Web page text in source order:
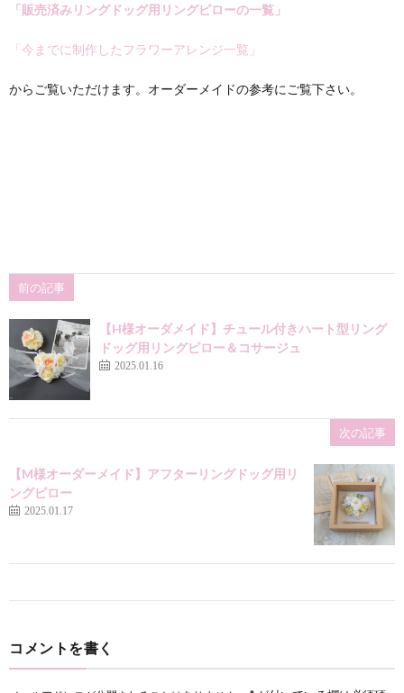
「販売済みリングドッグ用リングピローの一覧」
「今までに制作したフラワーアレンジ一覧」
からご覧いただけます。オーダーメイドの参考にご覧下さい。
前の記事
【H様オーダメイド】チュール付きハート型リング
ドッグ用リングピロー＆コサージュ
2025.01.16
次の記事
【M様オーダーメイド】アフターリングドッグ用リ
ングピロー
2025.01.17
コメントを書く